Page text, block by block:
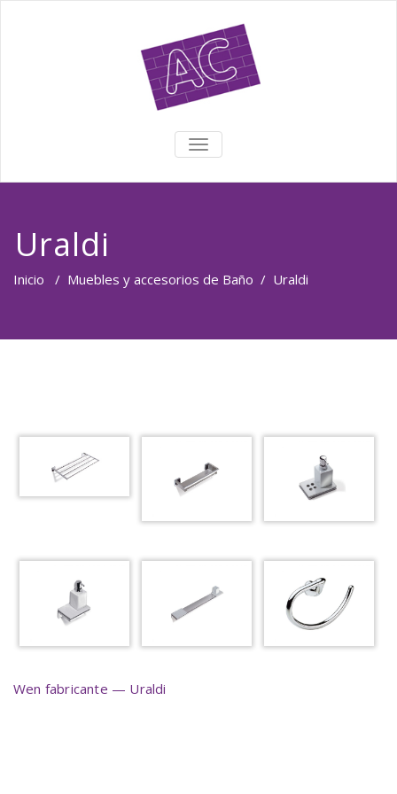
TOGGLE NAVIGATION
Uraldi
Inicio / Muebles y accesorios de Baño / Uraldi
Wen fabricante — Uraldi